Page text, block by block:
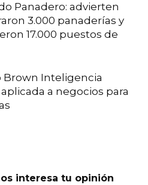
Panadero: advierten
3.000 panaderías y
17.000 puestos de
Brown Inteligencia
a negocios para
interesa tu opinión